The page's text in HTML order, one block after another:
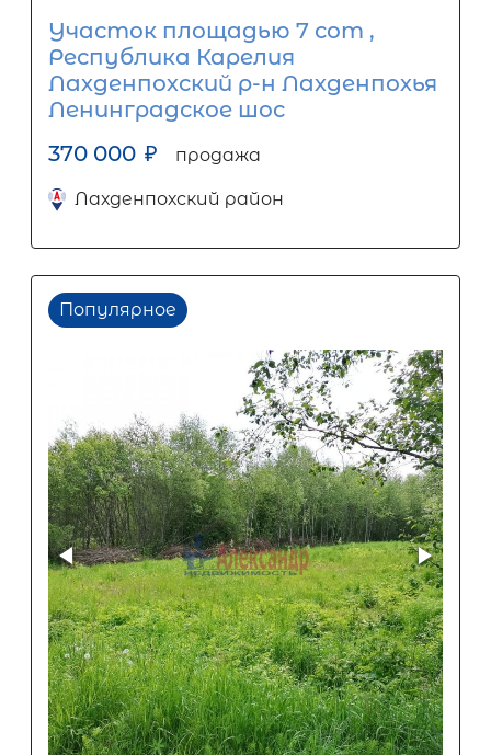
Участок площадью 7 сот ,
Республика Карелия
Лахденпохский р-н Лахденпохья
Ленинградское шос
370 000 ₽ продажа
Лахденпохский район
Популярное